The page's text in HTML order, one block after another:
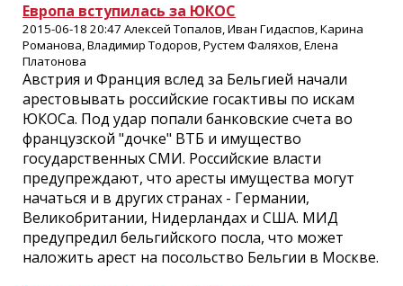
Европа вступилась за ЮКОС
2015-06-18 20:47 Алексей Топалов, Иван Гидаспов, Карина
Романова, Владимир Тодоров, Рустем Фаляхов, Елена
Платонова
Австрия и Франция вслед за Бельгией начали
арестовывать российские госактивы по искам
ЮКОСа. Под удар попали банковские счета во
французской "дочке" ВТБ и имущество
государственных СМИ. Российские власти
предупреждают, что аресты имущества могут
начаться и в других странах - Германии,
Великобритании, Нидерландах и США. МИД
предупредил бельгийского посла, что может
наложить арест на посольство Бельгии в Москве.